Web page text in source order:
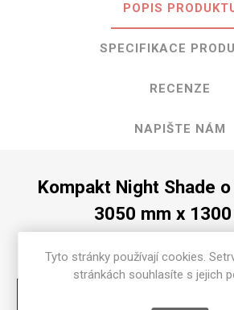
POPIS
SPECIFIKACE
RECENZE
NAPIŠTE NÁM
Kompakt Night Shade
3050 mm x
uvedeny v tabulce
6 8 10
Tyto stránky používají cookies.
stránkách souhlasíte s jejich